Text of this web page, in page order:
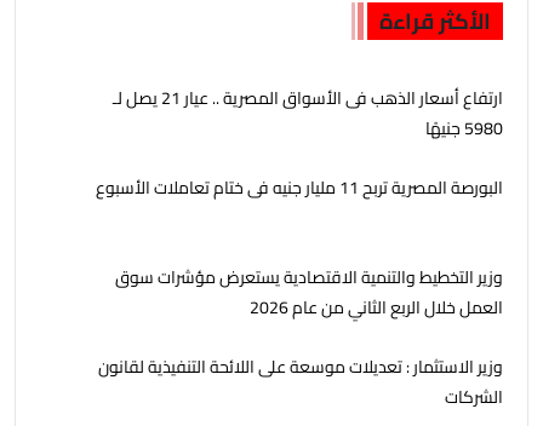
الأكثر قراءة
ارتفاع أسعار الذهب فى الأسواق المصرية .. عيار 21 يصل لـ
5980 جنيهًا
البورصة المصرية تربح 11 مليار جنيه فى ختام تعاملات الأسبوع
وزير التخطيط والتنمية الاقتصادية يستعرض مؤشرات سوق
العمل خلال الربع الثاني من عام 2026
وزير الاستثمار : تعديلات موسعة على اللائحة التنفيذية لقانون
الشركات